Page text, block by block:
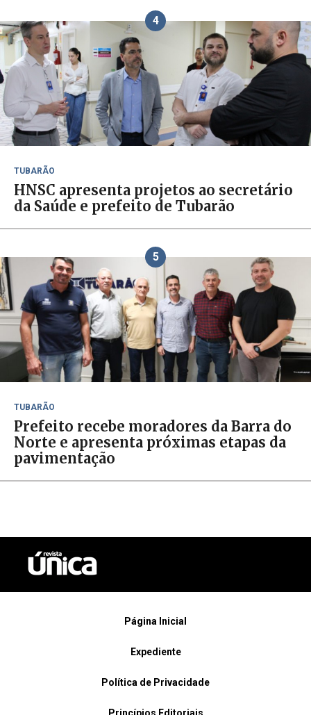
4
TUBARÃO
HNSC apresenta projetos ao secretário
da Saúde e prefeito de Tubarão
5
TUBARÃO
Prefeito recebe moradores da Barra do
Norte e apresenta próximas etapas da
pavimentação
Página Inicial
Expediente
Política de Privacidade